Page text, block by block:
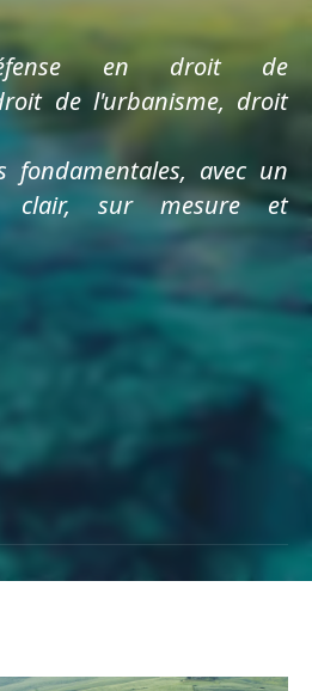
en droit de
de l'urbanisme, droit
avec un
clair, sur mesure et